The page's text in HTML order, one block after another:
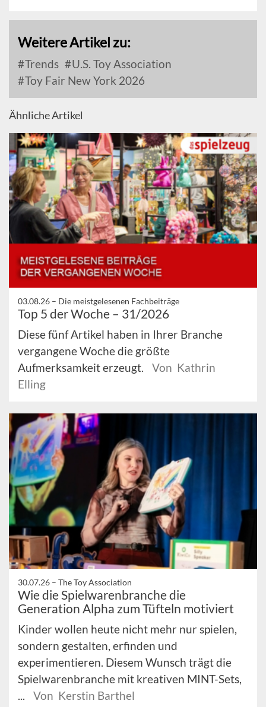
Weitere Artikel zu:
Trends
U.S. Toy Association
Toy Fair New York 2026
Ähnliche Artikel
03.08.26 – Die meistgelesenen Fachbeiträge
Top 5 der Woche – 31/2026
Diese fünf Artikel haben in Ihrer Branche
vergangene Woche die größte
Aufmerksamkeit erzeugt.
Von Kathrin
Elling
30.07.26 – The Toy Association
Wie die Spielwarenbranche die
Generation Alpha zum Tüfteln motiviert
Kinder wollen heute nicht mehr nur spielen,
sondern gestalten, erfinden und
experimentieren. Diesem Wunsch trägt die
Spielwarenbranche mit kreativen MINT-Sets,
Von Kerstin Barthel